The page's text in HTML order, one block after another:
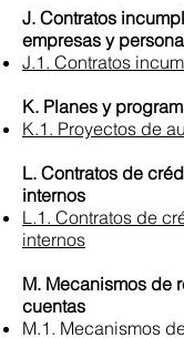
J. Contratos
empresas y
J.1. Contratos
K. Planes y
K.1. Proyectos de
L. Contratos de
internos
L.1. Contratos de
internos
M. Mecanismos de
cuentas
M.1. Mecanismos